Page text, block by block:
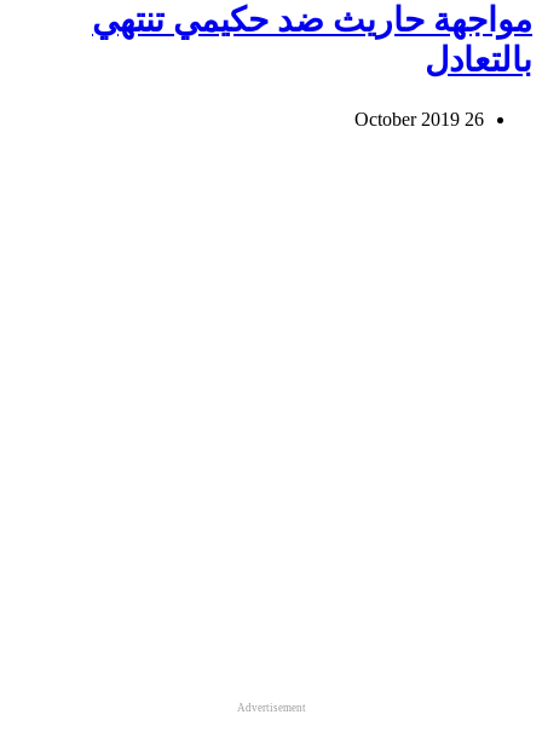
مواجهة حاريث ضد حكيمي تنتهي
بالتعادل
26 October 2019
Advertisement